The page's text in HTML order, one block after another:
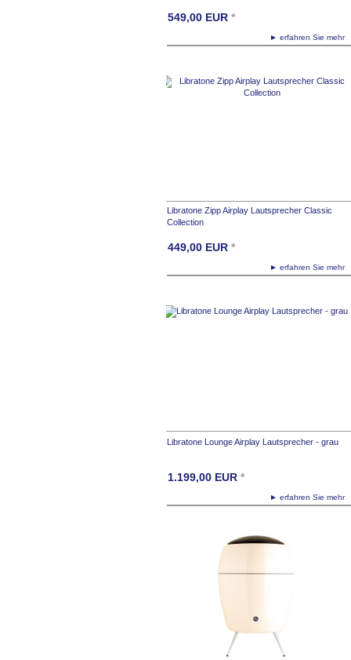
► erfahren Sie
549,00 EUR *
Libratone Zipp Airplay Lautsprecher Classic
Collection
► erfahren Sie
449,00 EUR *
Libratone Lounge Airplay Lautsprecher - grau
► erfahren Sie
1.199,00 EUR *